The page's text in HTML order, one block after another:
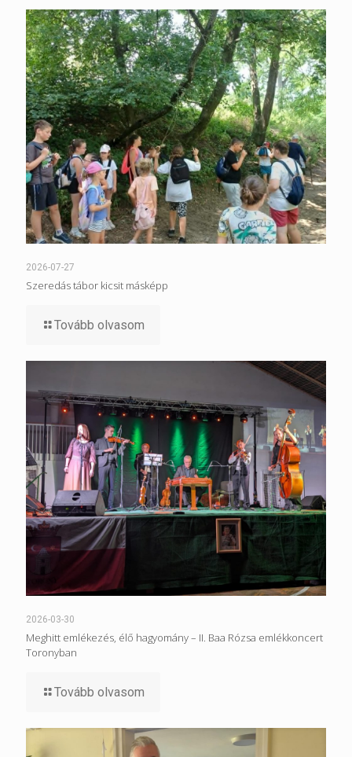
2026-07-27
Szeredás tábor kicsit másképp
Tovább olvasom
2026-03-30
Meghitt emlékezés, élő hagyomány – II. Baa Rózsa emlékkoncert
Toronyban
Tovább olvasom